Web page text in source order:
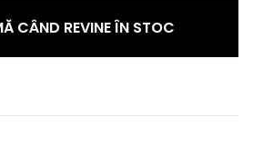
CÂND REVINE ÎN STOC